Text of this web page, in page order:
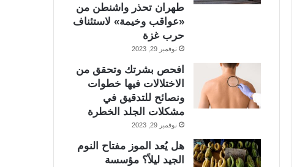
طهران تحذر واشنطن من
«عواقب وخيمة» لاستئناف
حرب غزة
نوفمبر 29, 2023
افحص بشرتك وتحقق من
الاختلالات فيها خطوات
ونصائح للتدقيق في
مشكلات الجلد الخطرة
نوفمبر 29, 2023
هل يُعد الموز مفتاح النوم
الجيد ليلاً؟ مؤسسة